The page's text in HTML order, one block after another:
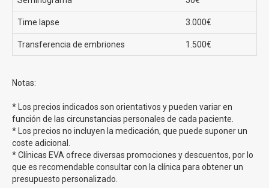
Clínicas Eva te ofrece el tratamiento de fecundación
que los precios de Clínicas Eva pueden sufrir variaciones
dependiendo del momento, ya que ofrecen numerosas
ventajas para un número determinado de pacientes.
Metodo Ropa Clínicas Eva
LaFecundación in Vitro método ROPAes una variante
de la Fecundación In Vitro diseñadapara parejas de
mujeres. En este método, una de las mujeres dona los
óvulos, que son fertilizados con semen de donante en el
laboratorio. Luego, el embrión resultante se implanta en el
útero de la otra mujer, quien se convierte en la madre
Time lapse 3.000€
Transferencia de embriones 1.500€
Notas:
* Los precios indicados son orientativos y pueden variar en
función de las circunstancias personales de cada paciente.
* Los precios no incluyen la medicación, que puede suponer un
coste adicional.
* Clínicas EVA ofrece diversas promociones y descuentos, por lo
que es recomendable consultar con la clínica para obtener un
presupuesto personalizado.